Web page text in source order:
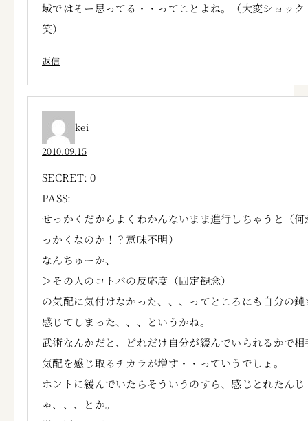
域ではそー思ってる・・ってことよね。（大変ショッ
笑）
返信
kei_
2010.09.15
SECRET: 0
PASS:
せっかくだからよくわかんないまま進行しちゃうと（何
っかくなのか！？意味不明）
なんちゅーか、
＞その人のコトバの反応度（固定観念）
の気配に気付けなかった、、、ってところにも自分の鈍
感じてしまった、、、というかね。
武術なんかだと、どれだけ自分が緩んでいられるかで相
気配を感じ取るチカラが増す・・っていうでしょ。
ホントに緩んでいたらそういうのすら、感じとれたんじ
ゃ、、、とか。